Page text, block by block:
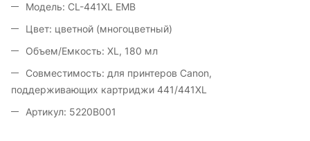
Модель: CL-441XL EMB
Цвет: цветной (многоцветный)
Объем/Емкость: XL, 180 мл
Совместимость: для принтеров Canon,
поддерживающих картриджи 441/441XL
Артикул: 5220B001